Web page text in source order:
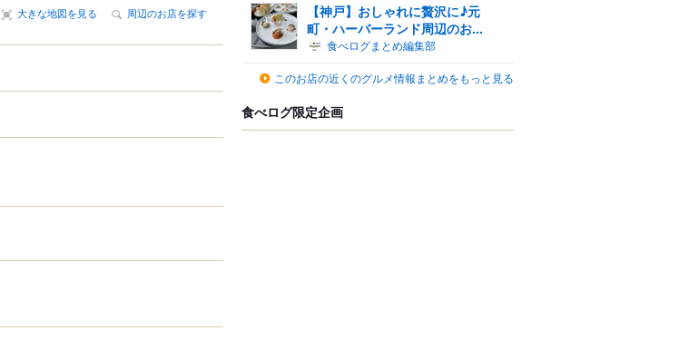
大きな地図を見る 周辺のお店を探す
【神戸】おしゃれに贅沢に♪元
町・ハーバーランド周辺のお...
食べログまとめ編集部
このお店の近くのグルメ情報まとめをもっと見る
食べログ限定企画